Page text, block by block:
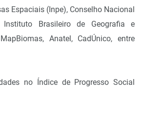
Espaciais (Inpe), Conselho Nacional
Brasileiro de Geografia e
Anatel, CadÚnico, entre
no Índice de Progresso Social